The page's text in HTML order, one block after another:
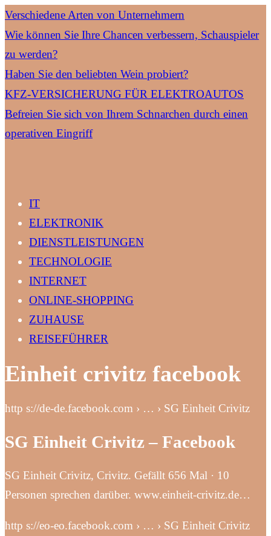
Verschiedene Arten von Unternehmern
Wie können Sie Ihre Chancen verbessern, Schauspieler
zu werden?
Haben Sie den beliebten Wein probiert?
KFZ-VERSICHERUNG FÜR ELEKTROAUTOS
Befreien Sie sich von Ihrem Schnarchen durch einen
operativen Eingriff
IT
ELEKTRONIK
DIENSTLEISTUNGEN
TECHNOLOGIE
INTERNET
ONLINE-SHOPPING
ZUHAUSE
REISEFÜHRER
Einheit crivitz facebook
http s://de-de.facebook.com › … › SG Einheit Crivitz
SG Einheit Crivitz – Facebook
SG Einheit Crivitz, Crivitz. Gefällt 656 Mal · 10
Personen sprechen darüber. www.einheit-crivitz.de…
http s://eo-eo.facebook.com › … › SG Einheit Crivitz